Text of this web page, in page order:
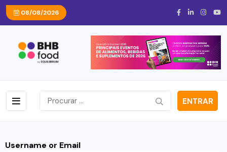
08/08/2026
ENTRAR
Username or Email